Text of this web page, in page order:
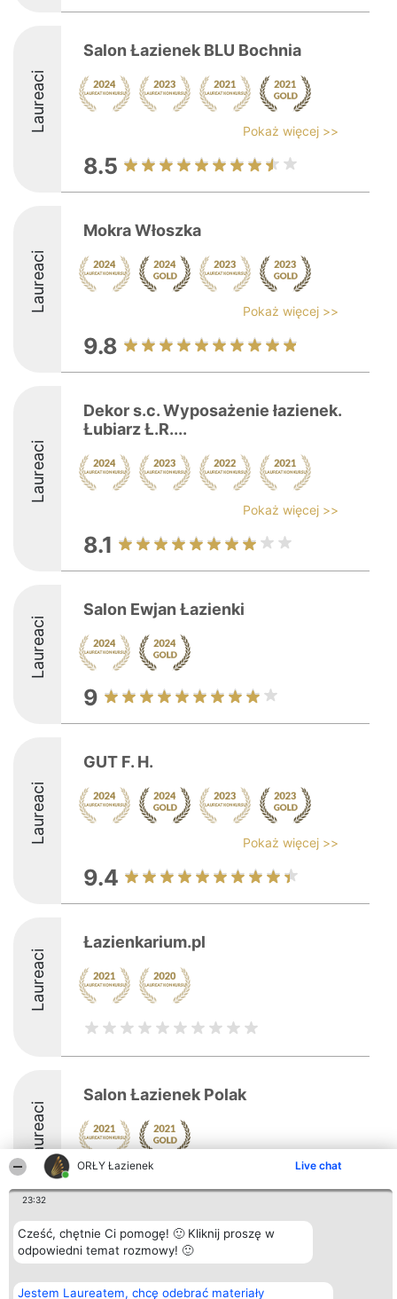
ORŁY Łazienek Live chat
23:32
Cześć, chętnie Ci pomogę! 🙂 Kliknij proszę w
odpowiedni temat rozmowy! 🙂
Jestem Laureatem, chcę odebrać materiały
Laureaci
Salon Łazienek BLU Bochnia
Pokaż więcej >>
8.5
Laureaci
Mokra Włoszka
Pokaż więcej >>
9.8
Laureaci
Dekor s.c. Wyposażenie łazienek.
Łubiarz Ł.R....
Pokaż więcej >>
8.1
Laureaci
Salon Ewjan Łazienki
9
Laureaci
GUT F. H.
Pokaż więcej >>
9.4
Laureaci
Łazienkarium.pl
Laureaci
Salon Łazienek Polak
Organizator plebiscytu
Bright Side Solutions sp. z o.
ul. Ruska 22
Plebiscyt
Laureaci
wszystkich